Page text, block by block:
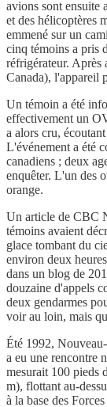
avions sont
et des hélicoptères
emmené sur un
cinq témoins a pris
réfrigérateur.
Canada), l'appareil
Un témoin a été
effectivement un
a alors cru,
L'événement a été
canadiens ; deux
enquêter. L'un des
orange.
Un article de CBC
témoins avaient
glace tombant du
environ deux
dans un blog de
douzaine d'appels
deux gendarmes
voir au loin, mais
Été 1992,
a eu une rencontre
mesurait 100 pieds
m), flottant au-
à la base des